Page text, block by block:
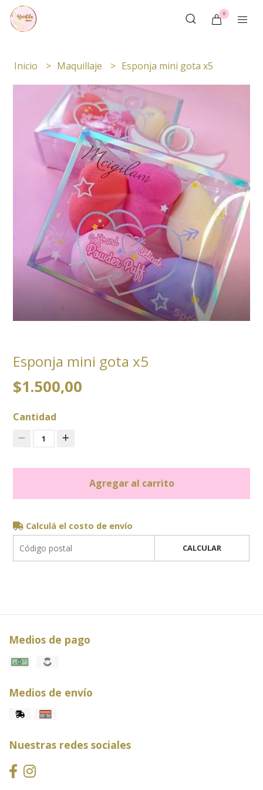
0
Inicio Maquillaje Esponja mini gota x5
Esponja mini gota x5
$1.500,00
Cantidad
1
Agregar al carrito
Calculá el costo de envío
CALCULAR
Medios de pago
Medios de envío
Nuestras redes sociales